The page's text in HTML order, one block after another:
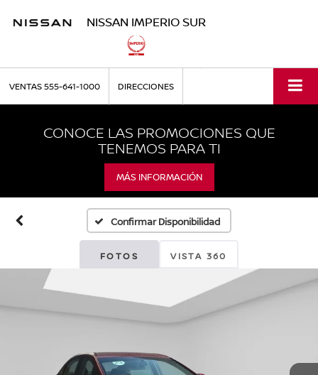
NISSAN IMPERIO SUR
VENTAS555-641-1000 DIRECCIONES
CONOCE LAS PROMOCIONES QUE
TENEMOS PARA TI
MÁS INFORMACIÓN
Confirmar Disponibilidad
FOTOS VISTA 360